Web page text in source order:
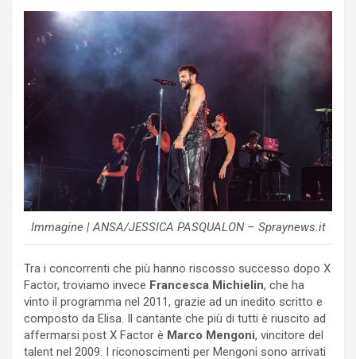
Immagine | ANSA/JESSICA PASQUALON – Spraynews.it
Tra i concorrenti che più hanno riscosso successo dopo X
Factor, troviamo invece Francesca Michielin, che ha
vinto il programma nel 2011, grazie ad un inedito scritto e
composto da Elisa. Il cantante che più di tutti è riuscito ad
affermarsi post X Factor è Marco Mengoni, vincitore del
talent nel 2009. I riconoscimenti per Mengoni sono arrivati